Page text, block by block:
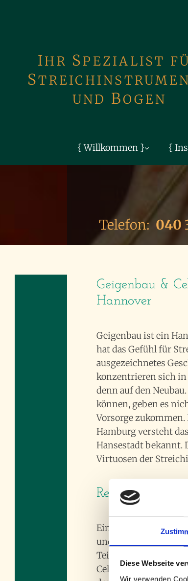
Diese Webseite
Wir verwenden
IHR SPEZIALIST
S
UND BOGEN
{ Willkommen } {
Telefon: 040
Geigenbau &
Hannover
Geigenbau ist ein
hat das Gefühl für
ausgezeichnetes
konzentrieren sich
denn auf den
können, geben es
Vorsorge
Hamburg versteht
Hansestadt bekannt.
Virtuosen der
Reparatur und
Ein Aufgabenbereich
und abgenutzten
Teilen, wie zum
Cello Reparatur